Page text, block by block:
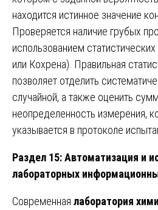
находится истинное значение
Проверяется наличие грубых
использованием
или Кохрена). Правильная
позволяет отделить
случайной, а также оценить
неопределенность измерения,
указывается в протоколе
Раздел 15: Автоматизация и
лабораторных
Современная лаборатория